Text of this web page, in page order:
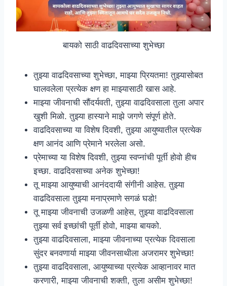
बायको साठी वाढदिवसाच्या शुभेच्छा
तुझ्या वाढदिवसाच्या शुभेच्छा, माझ्या प्रियतमा! तुझ्यासोबत
घालवलेला प्रत्येक क्षण हा माझ्यासाठी खास आहे.
माझ्या जीवनाची सौंदर्यवती, तुझ्या वाढदिवसाला तुला अपार
खुशी मिळो. तुझ्या हास्याने माझे जगणे संपूर्ण होते.
वाढदिवसाच्या या विशेष दिवशी, तुझ्या आयुष्यातील प्रत्येक
क्षण आनंद आणि प्रेमाने भरलेला असो.
प्रेमाच्या या विशेष दिवशी, तुझ्या स्वप्नांची पूर्ती होवो हीच
इच्छा. वाढदिवसाच्या अनेक शुभेच्छा!
तू माझ्या आयुष्याची आनंददायी संगीनी आहेस. तुझ्या
वाढदिवसाला तुझ्या मनाप्रमाणे सगळं घडो!
तू माझ्या जीवनाची उजळणी आहेस, तुझ्या वाढदिवसाला
तुझ्या सर्व इच्छांची पूर्ती होवो, माझ्या बायको.
तुझ्या वाढदिवसाला, माझ्या जीवनाच्या प्रत्येक दिवसाला
सुंदर बनवणार्या माझ्या जीवनसाथीला अजरामर शुभेच्छा!
तुझ्या वाढदिवसाला, आयुष्याच्या प्रत्येक आव्हानावर मात
करणारी, माझ्या जीवनाची शक्ती, तुला असीम शुभेच्छा!